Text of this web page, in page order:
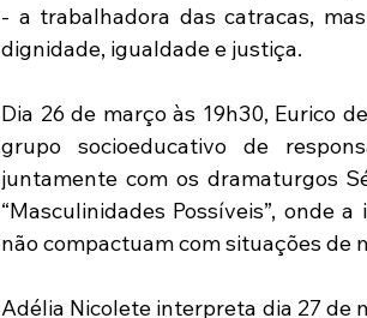
- a trabalhadora das catracas,
dignidade, igualdade e justiça.
Dia 26 de março às 19h30, Eurico
grupo socioeducativo de
juntamente com os dramaturgos
“Masculinidades Possíveis”, onde
não compactuam com situações de
Adélia Nicolete interpreta dia 27 de